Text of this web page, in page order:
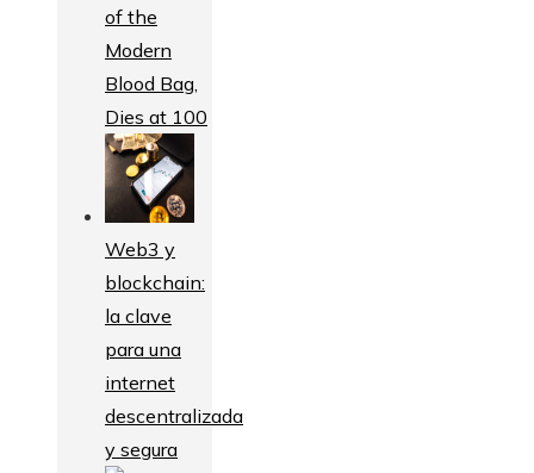
of the
Modern
Blood Bag,
Dies at 100
Web3 y
blockchain:
la clave
para una
internet
descentralizada
y segura